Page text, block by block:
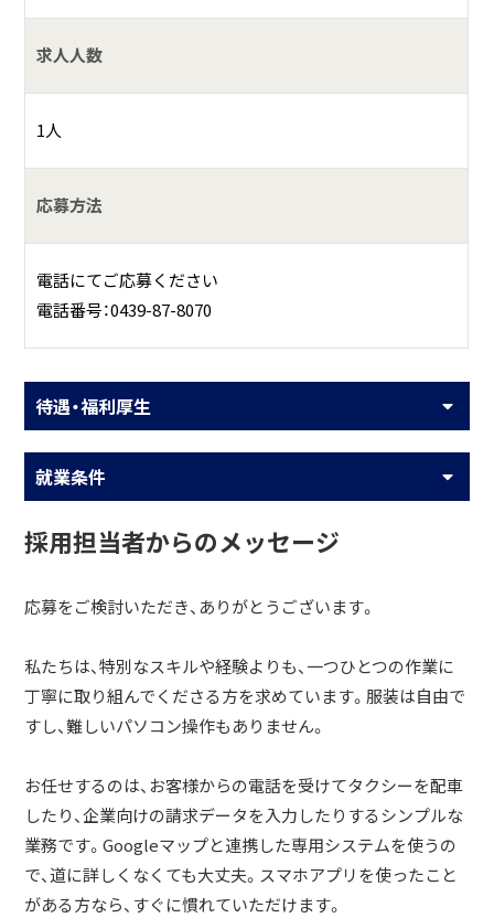
求人人数
1人
応募方法
電話にてご応募ください
電話番号：0439-87-8070
待遇・福利厚生
就業条件
採用担当者からのメッセージ
応募をご検討いただき、ありがとうございます。
私たちは、特別なスキルや経験よりも、一つひとつの作業に
丁寧に取り組んでくださる方を求めています。服装は自由で
すし、難しいパソコン操作もありません。
お任せするのは、お客様からの電話を受けてタクシーを配車
したり、企業向けの請求データを入力したりするシンプルな
業務です。Googleマップと連携した専用システムを使うの
で、道に詳しくなくても大丈夫。スマホアプリを使ったこと
がある方なら、すぐに慣れていただけます。